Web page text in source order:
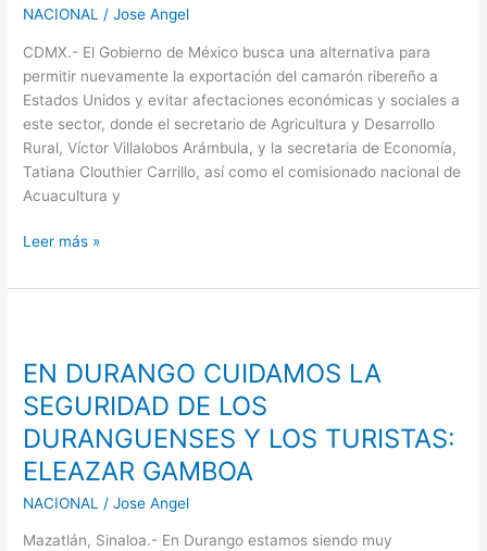
NACIONAL /Jose Angel
CDMX.- El Gobierno de México busca una alternativa para
permitir nuevamente la exportación del camarón ribereño a
Estados Unidos y evitar afectaciones económicas y sociales a
este sector, donde el secretario de Agricultura y Desarrollo
Rural, Víctor Villalobos Arámbula, y la secretaria de Economía,
Tatiana Clouthier Carrillo, así como el comisionado nacional de
Acuacultura y
del
del
camarón…
a
la
pesca
ribereña
Leer más »
EN DURANGO CUIDAMOS LA
SEGURIDAD DE LOS
DURANGUENSES Y LOS TURISTAS:
ELEAZAR GAMBOA
NACIONAL /Jose Angel
Mazatlán, Sinaloa.- En Durango estamos siendo muy
CUIDAMOS
LA
SEGURIDAD
DE
LOS
Y
LOS